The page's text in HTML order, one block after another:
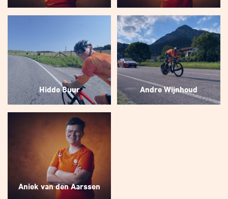
Hidde Buur Andre Wijnhoud
Aniek van den Aarssen